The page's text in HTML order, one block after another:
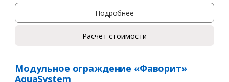
Подробнее
Расчет стоимости
Модульное ограждение «Фаворит»
AquaSystem